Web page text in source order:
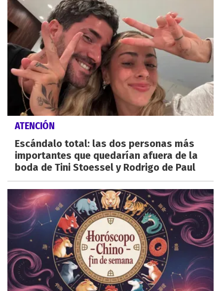
ATENCIÓN
Escándalo total: las dos personas más
importantes que quedarían afuera de la
boda de Tini Stoessel y Rodrigo de Paul